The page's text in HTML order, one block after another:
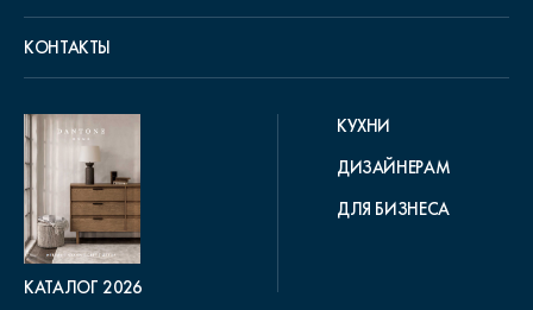
КОНТАКТЫ
КАТАЛОГ 2026
КУХНИ
ДИЗАЙНЕРАМ
ДЛЯ БИЗНЕСА